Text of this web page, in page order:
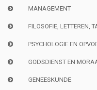
MANAGEMENT
FILOSOFIE, LETTEREN,
PSYCHOLOGIE EN
GODSDIENST EN
GENEESKUNDE